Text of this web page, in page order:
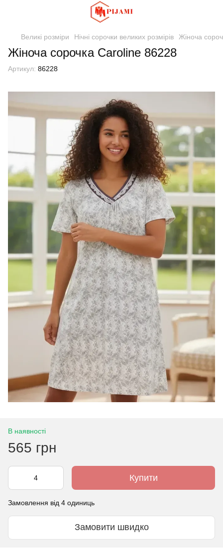
Великі розміри Нічні сорочки великих розмірів Жіноча
Жіноча сорочка Caroline 86228
Артикул: 86228
В наявності
565 грн
Купити
Замовлення від 4 одиниць
Замовити швидко